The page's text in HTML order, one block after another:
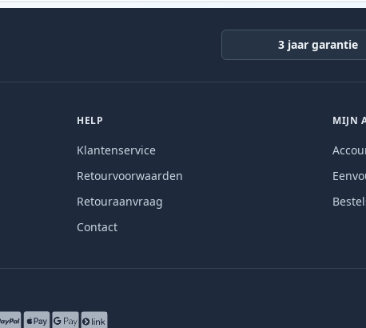
3 jaar garantie
HELP
Klantenservice
Retourvoorwaarden
Retouraanvraag
Contact
MIJN